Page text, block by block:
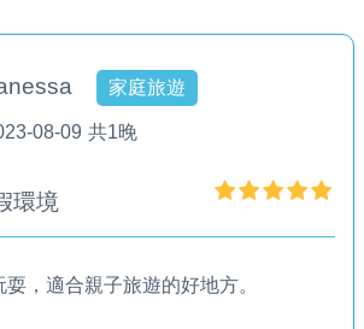
家庭旅遊
08-09 共1晚
環境
，適合親子旅遊的好地方。